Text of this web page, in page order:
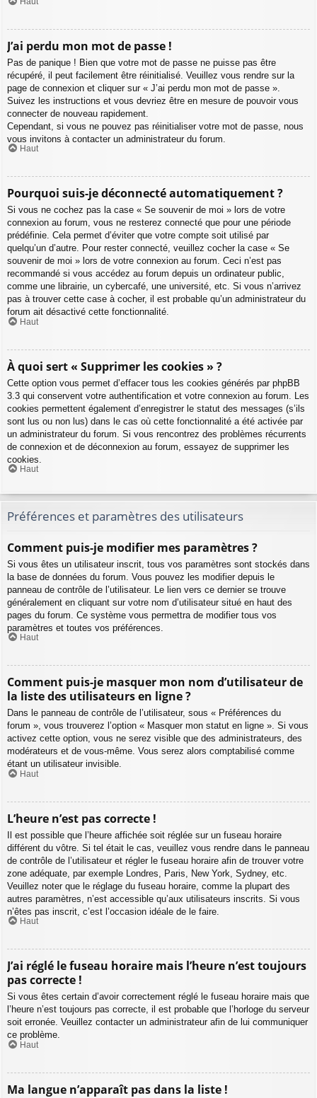
J’ai perdu mon mot de passe !
Pas de panique ! Bien que votre mot de passe ne puisse pas être
récupéré, il peut facilement être réinitialisé. Veuillez vous rendre sur la
page de connexion et cliquer sur « J’ai perdu mon mot de passe ».
Suivez les instructions et vous devriez être en mesure de pouvoir vous
connecter de nouveau rapidement.
Cependant, si vous ne pouvez pas réinitialiser votre mot de passe, nous
vous invitons à contacter un administrateur du forum.
Haut
Pourquoi suis-je déconnecté automatiquement ?
Si vous ne cochez pas la case « Se souvenir de moi » lors de votre
connexion au forum, vous ne resterez connecté que pour une période
prédéfinie. Cela permet d’éviter que votre compte soit utilisé par
quelqu’un d’autre. Pour rester connecté, veuillez cocher la case « Se
souvenir de moi » lors de votre connexion au forum. Ceci n’est pas
recommandé si vous accédez au forum depuis un ordinateur public,
comme une librairie, un cybercafé, une université, etc. Si vous n’arrivez
pas à trouver cette case à cocher, il est probable qu’un administrateur du
forum ait désactivé cette fonctionnalité.
Haut
À quoi sert « Supprimer les cookies » ?
Cette option vous permet d’effacer tous les cookies générés par phpBB
3.3 qui conservent votre authentification et votre connexion au forum. Les
cookies permettent également d’enregistrer le statut des messages (s’ils
sont lus ou non lus) dans le cas où cette fonctionnalité a été activée par
un administrateur du forum. Si vous rencontrez des problèmes récurrents
de connexion et de déconnexion au forum, essayez de supprimer les
cookies.
Haut
Préférences et paramètres des utilisateurs
Comment puis-je modifier mes paramètres ?
Si vous êtes un utilisateur inscrit, tous vos paramètres sont stockés dans
la base de données du forum. Vous pouvez les modifier depuis le
panneau de contrôle de l’utilisateur. Le lien vers ce dernier se trouve
généralement en cliquant sur votre nom d’utilisateur situé en haut des
pages du forum. Ce système vous permettra de modifier tous vos
paramètres et toutes vos préférences.
Haut
Comment puis-je masquer mon nom d’utilisateur de
la liste des utilisateurs en ligne ?
Dans le panneau de contrôle de l’utilisateur, sous « Préférences du
forum », vous trouverez l’option « Masquer mon statut en ligne ». Si vous
activez cette option, vous ne serez visible que des administrateurs, des
modérateurs et de vous-même. Vous serez alors comptabilisé comme
étant un utilisateur invisible.
Haut
L’heure n’est pas correcte !
Il est possible que l’heure affichée soit réglée sur un fuseau horaire
différent du vôtre. Si tel était le cas, veuillez vous rendre dans le panneau
de contrôle de l’utilisateur et régler le fuseau horaire afin de trouver votre
zone adéquate, par exemple Londres, Paris, New York, Sydney, etc.
Veuillez noter que le réglage du fuseau horaire, comme la plupart des
autres paramètres, n’est accessible qu’aux utilisateurs inscrits. Si vous
n’êtes pas inscrit, c’est l’occasion idéale de le faire.
Haut
J’ai réglé le fuseau horaire mais l’heure n’est toujours
pas correcte !
Si vous êtes certain d’avoir correctement réglé le fuseau horaire mais que
l’heure n’est toujours pas correcte, il est probable que l’horloge du serveur
soit erronée. Veuillez contacter un administrateur afin de lui communiquer
ce problème.
Haut
Ma langue n’apparaît pas dans la liste !